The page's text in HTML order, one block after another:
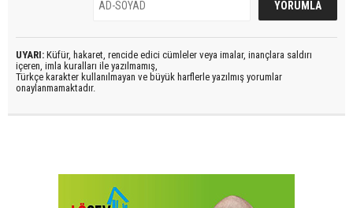
UYARI: Küfür, hakaret, rencide edici cümleler veya imalar, inançlara saldırı
içeren, imla kuralları ile yazılmamış,
Türkçe karakter kullanılmayan ve büyük harflerle yazılmış yorumlar
onaylanmamaktadır.